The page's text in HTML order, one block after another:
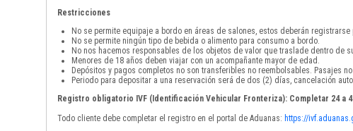
Restricciones
No se permite equipaje a bordo en áreas de salones, estos deberán
No se permite ningún tipo de bebida o alimento para consumo a bordo.
No nos hacemos responsables de los objetos de valor que traslade dentro de
Menores de 18 años deben viajar con un acompañante mayor de edad.
Depósitos y pagos completos no son transferibles no reembolsables. Pasajes
Periodo para depositar a una reservación será de dos (2) días, cancelación
Registro obligatorio IVF (Identificación Vehicular Fronteriza): Completar 24 a
Todo cliente debe completar el registro en el portal de Aduanas: https://